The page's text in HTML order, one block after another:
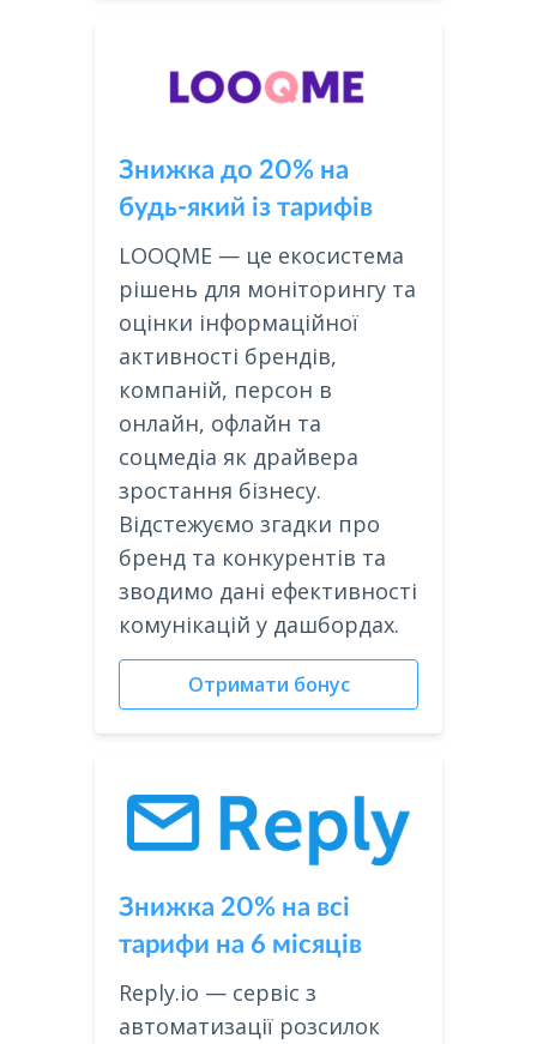
Знижка до 20% на
будь-який із тарифів
LOOQME — це екосистема
рішень для моніторингу та
оцінки інформаційної
активності брендів,
компаній, персон в
онлайн, офлайн та
соцмедіа як драйвера
зростання бізнесу.
Відстежуємо згадки про
бренд та конкурентів та
зводимо дані ефективності
комунікацій у дашбордах.
Отримати бонус
Знижка 20% на всі
тарифи на 6 місяців
Reply.io — сервіс з
автоматизації розсилок